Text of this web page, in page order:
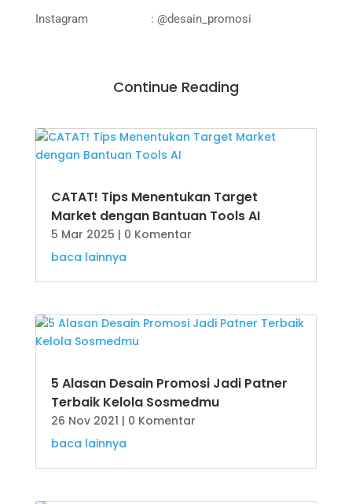
Instagram : @desain_promosi
Continue Reading
CATAT! Tips Menentukan Target
Market dengan Bantuan Tools AI
5 Mar 2025 | 0 Komentar
baca lainnya
5 Alasan Desain Promosi Jadi Patner
Terbaik Kelola Sosmedmu
26 Nov 2021 | 0 Komentar
baca lainnya